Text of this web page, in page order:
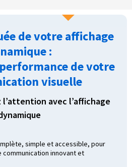
de votre affichage
:
de votre
visuelle
avec l’affichage
simple et accessible, pour
innovant et